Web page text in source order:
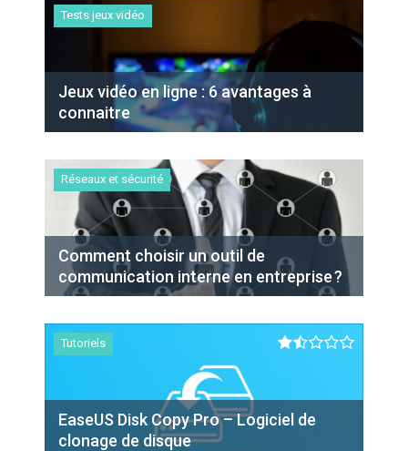
Tests jeux vidéo
Jeux vidéo en ligne : 6 avantages à
connaitre
Réseaux et sécurité
Comment choisir un outil de
communication interne en entreprise ?
Tutoriels
EaseUS Disk Copy Pro – Logiciel de
clonage de disque
Tutoriels
Logiciel EaseUS MobiSaver pour
Android
Tutoriels
Comment réduire le poids d’une vidéo
Tutoriels
Cas pratique : récupérer des données
puis migrer vers disque ssd